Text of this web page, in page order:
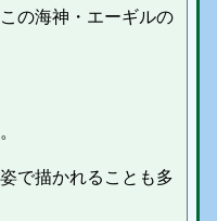
の海神・エーギルの
で描かれることも多